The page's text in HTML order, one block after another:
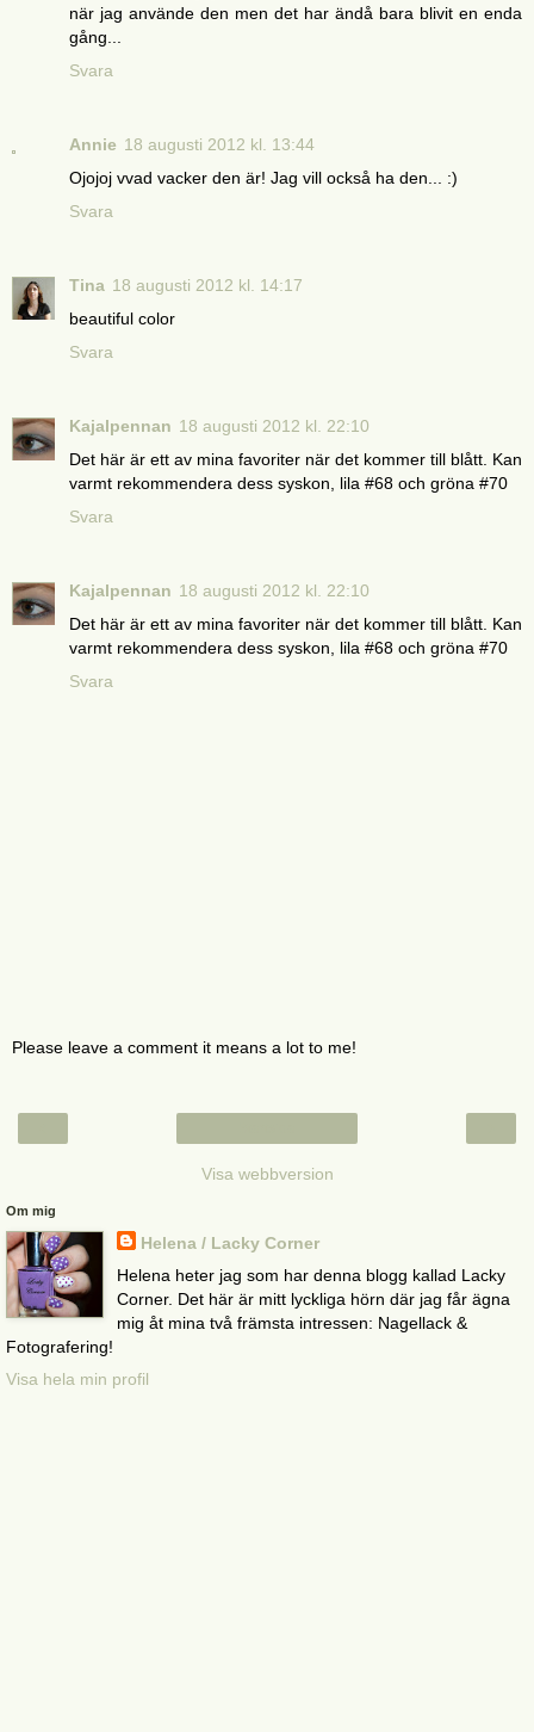
när jag använde den men det har ändå bara blivit en enda
gång...
Svara
Annie 18 augusti 2012 kl. 13:44
Ojojoj vvad vacker den är! Jag vill också ha den... :)
Svara
Tina 18 augusti 2012 kl. 14:17
beautiful color
Svara
Kajalpennan 18 augusti 2012 kl. 22:10
Det här är ett av mina favoriter när det kommer till blått. Kan
varmt rekommendera dess syskon, lila #68 och gröna #70
Svara
Kajalpennan 18 augusti 2012 kl. 22:10
Det här är ett av mina favoriter när det kommer till blått. Kan
varmt rekommendera dess syskon, lila #68 och gröna #70
Svara
Please leave a comment it means a lot to me!
Visa webbversion
Om mig
Helena / Lacky Corner
Helena heter jag som har denna blogg kallad Lacky
Corner. Det här är mitt lyckliga hörn där jag får ägna
mig åt mina två främsta intressen: Nagellack &
Fotografering!
Visa hela min profil